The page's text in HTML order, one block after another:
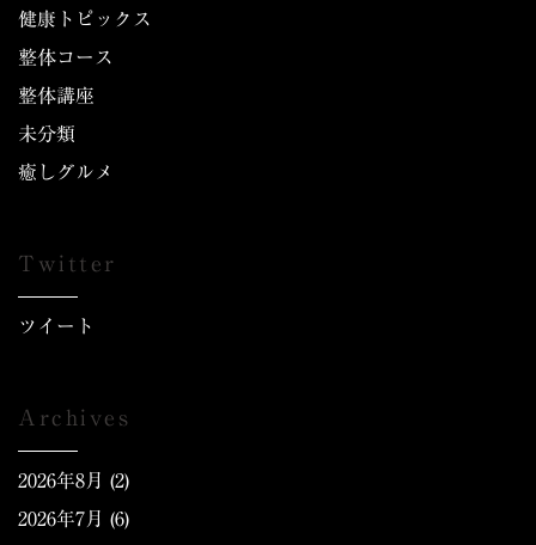
健康トピックス
整体コース
整体講座
未分類
癒しグルメ
Twitter
ツイート
Archives
2026年8月 (2)
2026年7月 (6)